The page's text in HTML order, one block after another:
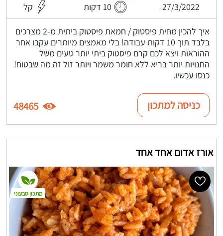
27/3/2022 10 דקות קל
איך להכין מחית פיסטוק / חמאת פיסטוק ביתית מ-2 מצרכים
בלבד תוך 10 דקות עבודה! בלי מאמצים מיותרים עקבו אחר
ההוראות ויצא לכם קרם פיסטוק ביתי יותר טעים משל
החנויות יותר בריא ללא חומר משמר ויותר זול זה מה שבטוח!
כנסו עכשיו.
כניסה למתכון 48465
אורז אדום אחד אחד
מתכון טבעוני